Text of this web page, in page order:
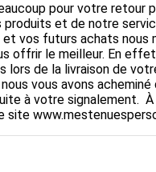
pour votre retour
produits et de notre
vos futurs achats nous
offrir le meilleur. En
lors de la livraison de
vous avons acheminé
à votre signalement.
site